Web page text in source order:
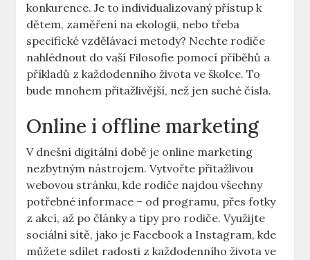
konkurence. Je to individualizovaný přístup k
dětem, zaměření na ekologii, nebo třeba
specifické vzdělávací metody? Nechte rodiče
nahlédnout do vaší Filosofie pomocí příběhů a
příkladů z každodenního života ve školce. To
bude mnohem přitažlivější, než jen suché čísla.
Online i offline marketing
V dnešní digitální době je online marketing
nezbytným nástrojem. Vytvořte přitažlivou
webovou stránku, kde rodiče najdou všechny
potřebné informace – od programu, přes fotky
z akcí, až po články a tipy pro rodiče. Využijte
sociální sítě, jako je Facebook a Instagram, kde
můžete sdílet radosti z každodenního života ve